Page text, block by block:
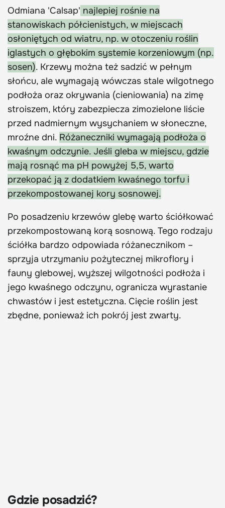
Odmiana 'Calsap' najlepiej rośnie na
stanowiskach półcienistych, w miejscach
osłoniętych od wiatru, np. w otoczeniu roślin
iglastych o głębokim systemie korzeniowym (np.
sosen). Krzewy można też sadzić w pełnym
słońcu, ale wymagają wówczas stale wilgotnego
podłoża oraz okrywania (cieniowania) na zimę
stroiszem, który zabezpiecza zimozielone liście
przed nadmiernym wysychaniem w słoneczne,
mroźne dni. Różaneczniki wymagają podłoża o
kwaśnym odczynie. Jeśli gleba w miejscu, gdzie
mają rosnąć ma pH powyżej 5,5, warto
przekopać ją z dodatkiem kwaśnego torfu i
przekompostowanej kory sosnowej.
Po posadzeniu krzewów glebę warto ściółkować
przekompostowaną korą sosnową. Tego rodzaju
ściółka bardzo odpowiada różanecznikom –
sprzyja utrzymaniu pożytecznej mikroflory i
fauny glebowej, wyższej wilgotności podłoża i
jego kwaśnego odczynu, ogranicza wyrastanie
chwastów i jest estetyczna. Cięcie roślin jest
zbędne, ponieważ ich pokrój jest zwarty.
Gdzie posadzić?